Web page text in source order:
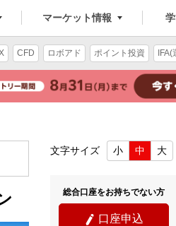
マーケット情報
CFD ロボアド ポイント投資
文字サイズ 小 中 大
総合口座をお持ちでない方
 口座申込